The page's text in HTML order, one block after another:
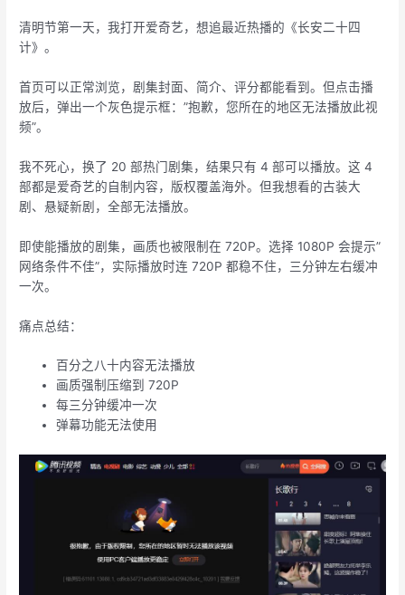
清明节第一天，我打开爱奇艺，想追最近热播的《长安二十四
计》。
首页可以正常浏览，剧集封面、简介、评分都能看到。但点击播
放后，弹出一个灰色提示框：”抱歉，您所在的地区无法播放此视
频”。
我不死心，换了 20 部热门剧集，结果只有 4 部可以播放。这 4
部都是爱奇艺的自制内容，版权覆盖海外。但我想看的古装大
剧、悬疑新剧，全部无法播放。
即使能播放的剧集，画质也被限制在 720P。选择 1080P 会提示”
网络条件不佳”，实际播放时连 720P 都稳不住，三分钟左右缓冲
一次。
痛点总结：
百分之八十内容无法播放
画质强制压缩到 720P
每三分钟缓冲一次
弹幕功能无法使用